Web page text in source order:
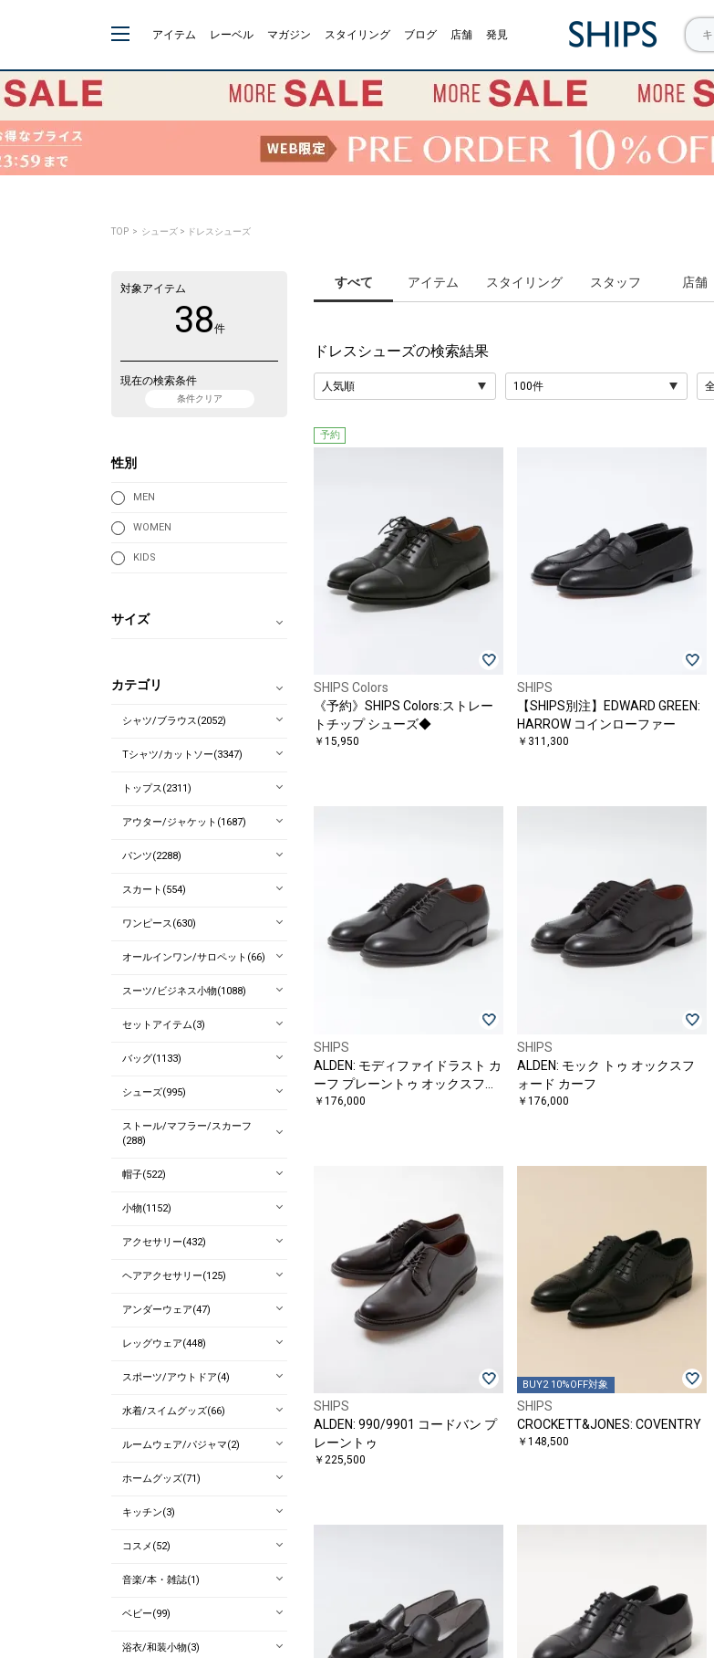
アイテム レーベル マガジン スタイリング ブログ 店舗 発見
TOP > シューズ > ドレスシューズ
すべて アイテム スタイリング スタッフ 店舗
ドレスシューズの検索結果
予約
SHIPS Colors
《予約》SHIPS Colors:ストレー
トチップ シューズ◆
￥15,950
SHIPS
【SHIPS別注】EDWARD GREEN:
HARROW コインローファー
￥311,300
SHIPS
ALDEN: モディファイドラスト カ
ーフ プレーントゥ オックスフォ
ード
￥176,000
SHIPS
ALDEN: モック トゥ オックスフ
ォード カーフ
￥176,000
SHIPS
ALDEN: 990/9901 コードバン プ
レーントゥ
￥225,500
BUY2 10%OFF対象
SHIPS
CROCKETT&JONES: COVENTRY
￥148,500
対象アイテム
38件
現在の検索条件
条件クリア
性別
MEN
WOMEN
KIDS
サイズ
カテゴリ
シャツ/ブラウス(2052)
Tシャツ/カットソー(3347)
トップス(2311)
アウター/ジャケット(1687)
パンツ(2288)
スカート(554)
ワンピース(630)
オールインワン/サロペット(66)
スーツ/ビジネス小物(1088)
セットアイテム(3)
バッグ(1133)
シューズ(995)
ストール/マフラー/スカーフ
(288)
帽子(522)
小物(1152)
アクセサリー(432)
ヘアアクセサリー(125)
アンダーウェア(47)
レッグウェア(448)
スポーツ/アウトドア(4)
水着/スイムグッズ(66)
ルームウェア/パジャマ(2)
ホームグッズ(71)
キッチン(3)
コスメ(52)
音楽/本・雑誌(1)
ベビー(99)
浴衣/和装小物(3)